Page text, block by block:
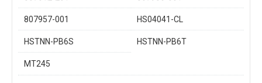
807957-001 HS04041-CL
HSTNN-PB6S HSTNN-PB6T
MT245